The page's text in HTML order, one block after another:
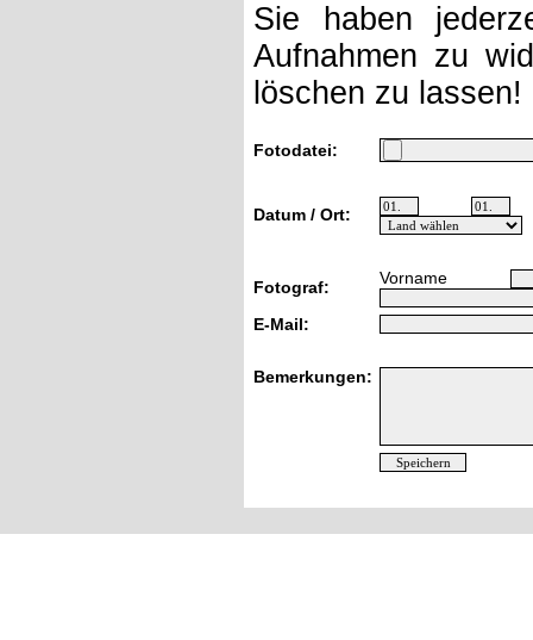
Sie haben
Aufnahmen zu
löschen zu
Fotodatei:
Datum / Ort:
Fotograf: Vorname
E-Mail:
Bemerkungen: